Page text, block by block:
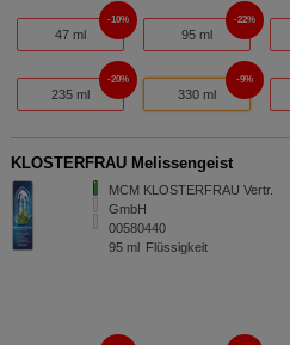
47 ml
10%
95 ml
22%
235 ml
20%
330 ml
9%
KLOSTERFRAU Melissengeist
MCM KLOSTERFRAU Vertr.
GmbH
00580440
95 ml Flüssigkeit